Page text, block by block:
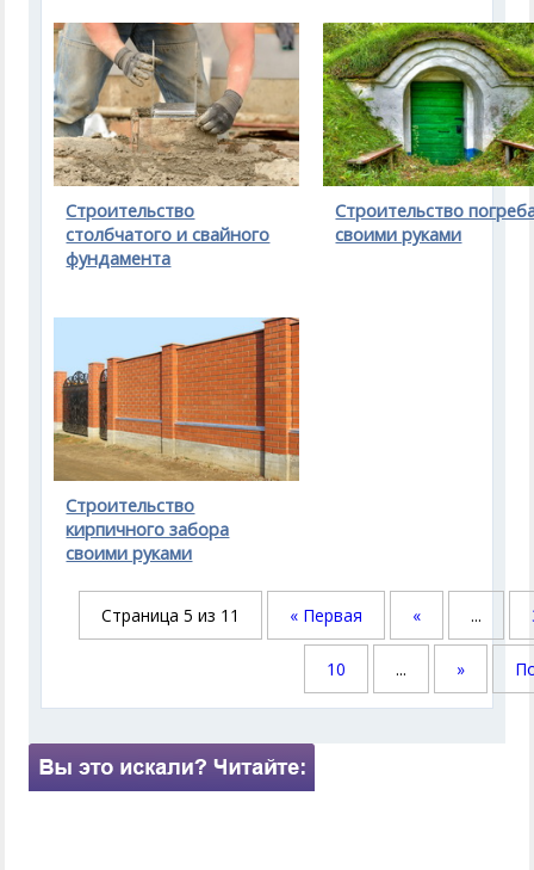
Строительство
столбчатого и свайного
фундамента
Строительство
своими руками
Строительство
кирпичного забора
своими руками
Страница 5 из 11 « Первая « ...
10 ... »